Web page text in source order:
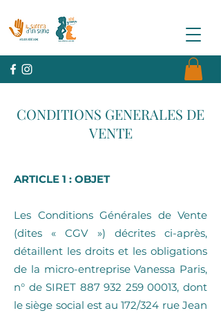
CONDITIONS GENERALES DE
VENTE
ARTICLE 1 : OBJET
Les Conditions Générales de Vente
(dites « CGV ») décrites ci-après,
détaillent les droits et les obligations
de la micro-entreprise Vanessa Paris,
n° de SIRET 887 932 259 00013, dont
le siège social est au 172/324 rue Jean